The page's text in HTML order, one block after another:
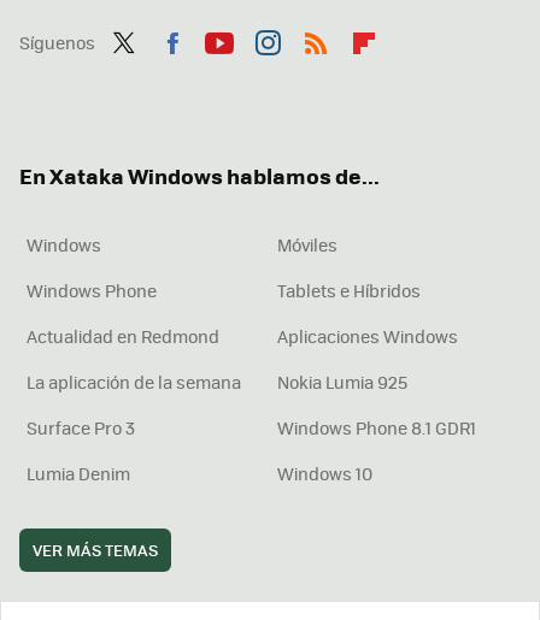
Síguenos
En Xataka Windows hablamos de...
Windows
Móviles
Windows Phone
Tablets e Híbridos
Actualidad en Redmond
Aplicaciones Windows
La aplicación de la semana
Nokia Lumia 925
Surface Pro 3
Windows Phone 8.1 GDR1
Lumia Denim
Windows 10
VER MÁS TEMAS